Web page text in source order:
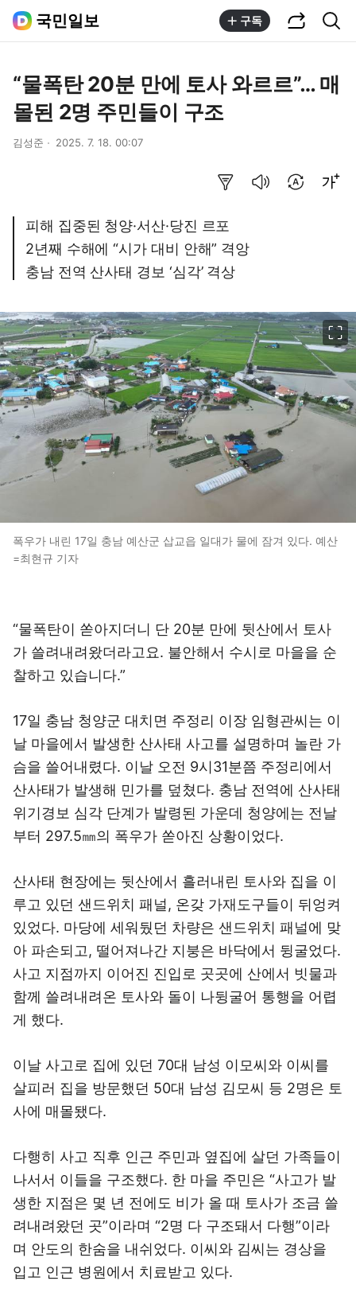
국민일보 구독
“물폭탄 20분 만에 토사 와르르”… 매
몰된 2명 주민들이 구조
김성준 2025. 7. 18. 00:07
피해 집중된 청양·서산·당진 르포
2년째 수해에 “시가 대비 안해” 격앙
충남 전역 산사태 경보 ‘심각’ 격상
폭우가 내린 17일 충남 예산군 삽교읍 일대가 물에 잠겨 있다. 예산
=최현규 기자
“물폭탄이 쏟아지더니 단 20분 만에 뒷산에서 토사
가 쓸려내려왔더라고요. 불안해서 수시로 마을을 순
찰하고 있습니다.”
17일 충남 청양군 대치면 주정리 이장 임형관씨는 이
날 마을에서 발생한 산사태 사고를 설명하며 놀란 가
슴을 쓸어내렸다. 이날 오전 9시31분쯤 주정리에서
산사태가 발생해 민가를 덮쳤다. 충남 전역에 산사태
위기경보 심각 단계가 발령된 가운데 청양에는 전날
부터 297.5㎜의 폭우가 쏟아진 상황이었다.
산사태 현장에는 뒷산에서 흘러내린 토사와 집을 이
루고 있던 샌드위치 패널, 온갖 가재도구들이 뒤엉켜
있었다. 마당에 세워뒀던 차량은 샌드위치 패널에 맞
아 파손되고, 떨어져나간 지붕은 바닥에서 뒹굴었다.
사고 지점까지 이어진 진입로 곳곳에 산에서 빗물과
함께 쓸려내려온 토사와 돌이 나뒹굴어 통행을 어렵
게 했다.
이날 사고로 집에 있던 70대 남성 이모씨와 이씨를
살피러 집을 방문했던 50대 남성 김모씨 등 2명은 토
사에 매몰됐다.
다행히 사고 직후 인근 주민과 옆집에 살던 가족들이
나서서 이들을 구조했다. 한 마을 주민은 “사고가 발
생한 지점은 몇 년 전에도 비가 올 때 토사가 조금 쓸
려내려왔던 곳”이라며 “2명 다 구조돼서 다행”이라
며 안도의 한숨을 내쉬었다. 이씨와 김씨는 경상을
입고 인근 병원에서 치료받고 있다.